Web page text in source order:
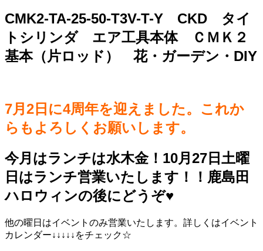
CMK2-TA-25-50-T3V-T-Y CKD タイ
トシリンダ エア工具本体 ＣＭＫ２
基本（片ロッド） 花・ガーデン・DIY
7月2日に4周年を迎えました。これか
らもよろしくお願いします。
今月はランチは水木金！10月27日土曜
日はランチ営業いたします！！鹿島田
ハロウィンの後にどうぞ♥️
他の曜日はイベントのみ営業いたします。詳しくはイベント
カレンダー↓↓↓↓↓をチェック☆